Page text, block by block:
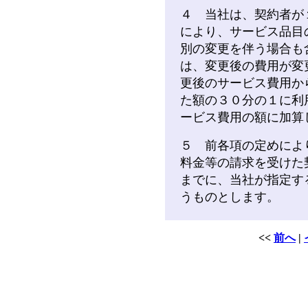
４ 当社は、契約者が
により、サービス品
別の変更を伴う場合
は、変更後の費用が
更後のサービス費用
た額の３０分の１に
ービス費用の額に加
５ 前各項の定めによ
料金等の請求を受け
までに、当社が指定
うものとします。
<< 前へ|